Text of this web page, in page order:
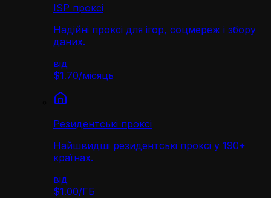
ISP проксі
Надійні проксі для ігор, соцмереж і збору
даних.
від
$1.70/місяць
Резидентські проксі
Найшвидші резидентські проксі у 190+
країнах.
від
$1.00/ГБ